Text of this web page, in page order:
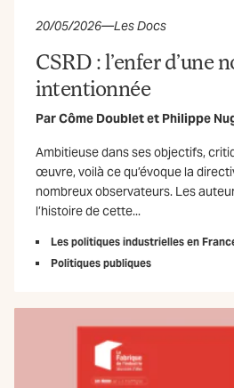
20/05/2026—Les Docs
CSRD : l’enfer d’une
intentionnée
ParCôme Doubletet Philippe
Ambitieuse dans ses objectifs,
œuvre, voilà ce qu’évoque la
nombreux observateurs. Les
l’histoire de cette...
Les politiques industrielles en
Politiques publiques